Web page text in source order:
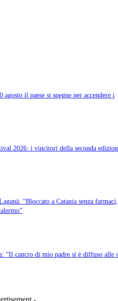
il paese si spegne per accendere i
2026: i vincitori della seconda
“Bloccato a Catania senza farmaci,
“Il cancro di mio padre si è diffuso alle
-